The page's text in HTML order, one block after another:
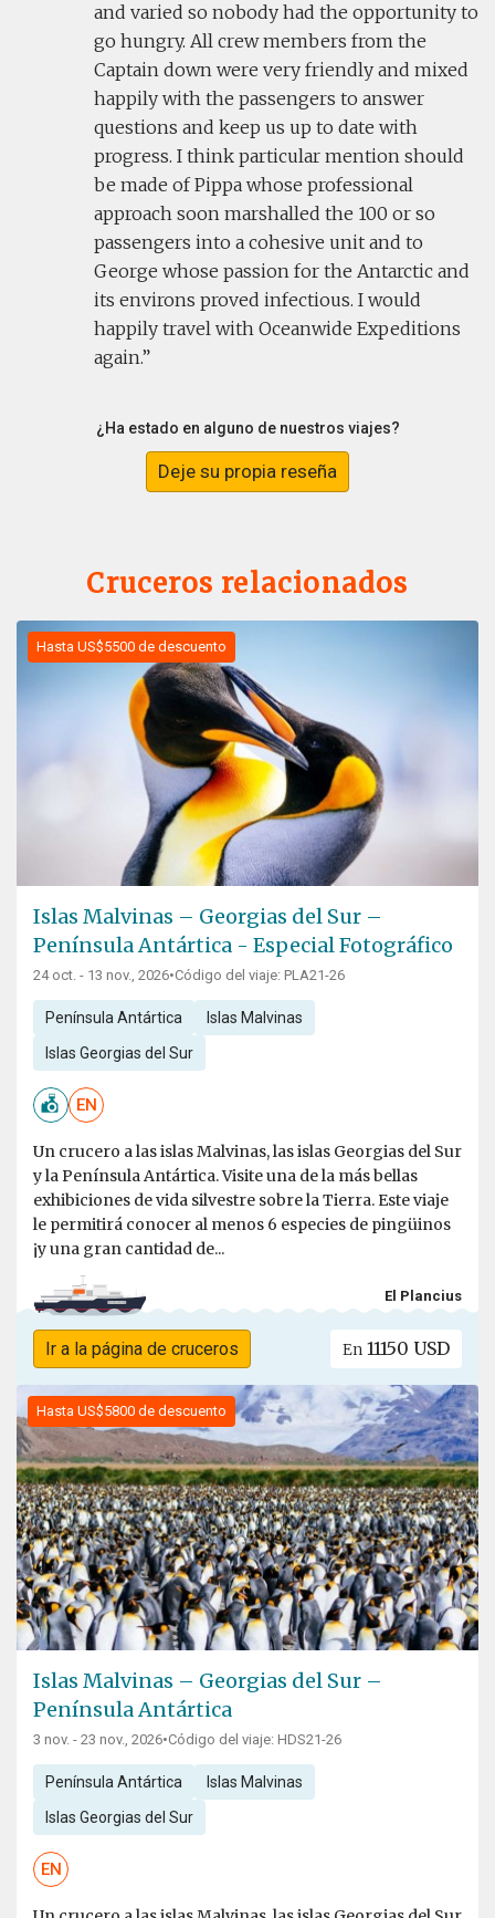
and varied so nobody had the opportunity to
go hungry. All crew members from the
Captain down were very friendly and mixed
happily with the passengers to answer
questions and keep us up to date with
progress. I think particular mention should
be made of Pippa whose professional
approach soon marshalled the 100 or so
passengers into a cohesive unit and to
George whose passion for the Antarctic and
its environs proved infectious. I would
happily travel with Oceanwide Expeditions
again.
¿Ha estado en alguno de nuestros viajes?
Deje su propia reseña
Cruceros relacionados
Hasta US$5500 de descuento
Islas Malvinas – Georgias del Sur –
Península Antártica - Especial Fotográfico
24 oct. - 13 nov., 2026•Código del viaje: PLA21-26
Península Antártica Islas Malvinas
Islas Georgias del Sur
EN
Un crucero a las islas Malvinas, las islas Georgias del Sur
y la Península Antártica. Visite una de la más bellas
exhibiciones de vida silvestre sobre la Tierra. Este viaje
le permitirá conocer al menos 6 especies de pingüinos
¡y una gran cantidad de...
El Plancius
Ir a la página de cruceros En 11150 USD
Hasta US$5800 de descuento
Islas Malvinas – Georgias del Sur –
Península Antártica
3 nov. - 23 nov., 2026•Código del viaje: HDS21-26
Península Antártica Islas Malvinas
Islas Georgias del Sur
EN